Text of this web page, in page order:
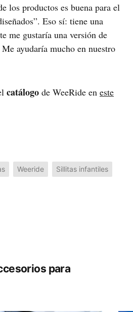
los productos es buena para el
Eso sí: tiene una
me gustaría una versión de
ayudaría mucho en nuestro
catálogo de WeeRide en este
Weeride Sillitas infantiles
para